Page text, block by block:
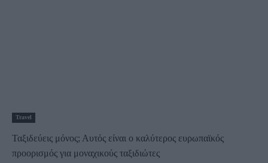
Travel
Ταξιδεύεις μόνος; Αυτός είναι ο καλύτερος ευρωπαϊκός
προορισμός για μοναχικούς ταξιδιώτες